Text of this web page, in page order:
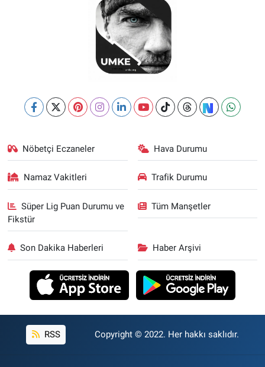
Nöbetçi Eczaneler Hava Durumu
Namaz Vakitleri Trafik Durumu
Süper Lig Puan Durumu ve
Fikstür
Tüm Manşetler
Son Dakika Haberleri Haber Arşivi
RSS Copyright © 2022. Her hakkı saklıdır.